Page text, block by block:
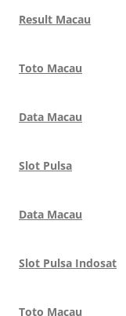
Result Macau
Toto Macau
Data Macau
Slot Pulsa
Data Macau
Slot Pulsa Indosat
Toto Macau